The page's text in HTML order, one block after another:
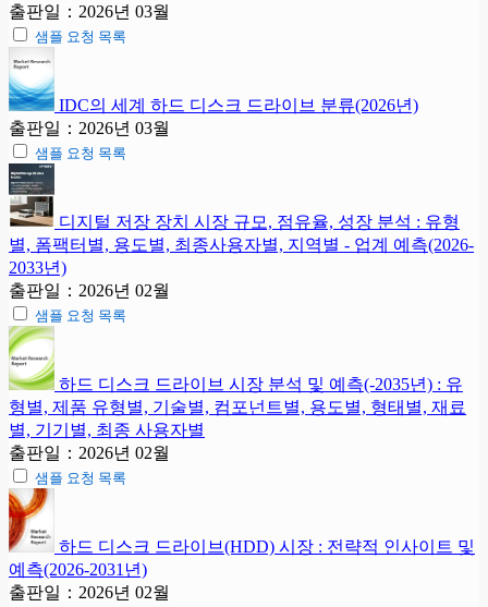
출판일：2026년 03월
샘플 요청 목록
IDC의 세계 하드 디스크 드라이브 분류(2026년)
출판일：2026년 03월
샘플 요청 목록
디지털 저장 장치 시장 규모, 점유율, 성장 분석 : 유형
별, 폼팩터별, 용도별, 최종사용자별, 지역별 - 업계 예측(2026-
2033년)
출판일：2026년 02월
샘플 요청 목록
하드 디스크 드라이브 시장 분석 및 예측(-2035년) : 유
형별, 제품 유형별, 기술별, 컴포넌트별, 용도별, 형태별, 재료
별, 기기별, 최종 사용자별
출판일：2026년 02월
샘플 요청 목록
하드 디스크 드라이브(HDD) 시장 : 전략적 인사이트 및
예측(2026-2031년)
출판일：2026년 02월